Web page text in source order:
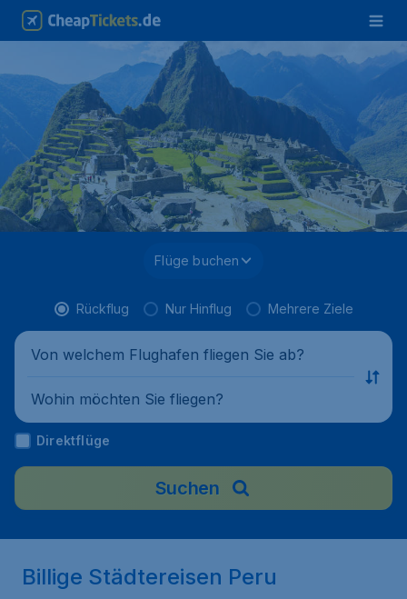
Flüge buchen
Rückflug Nur Hinflug Mehrere Ziele
Von welchem Flughafen fliegen Sie ab?
Wohin möchten Sie fliegen?
Direktflüge
Suchen
Billige Städtereisen Peru